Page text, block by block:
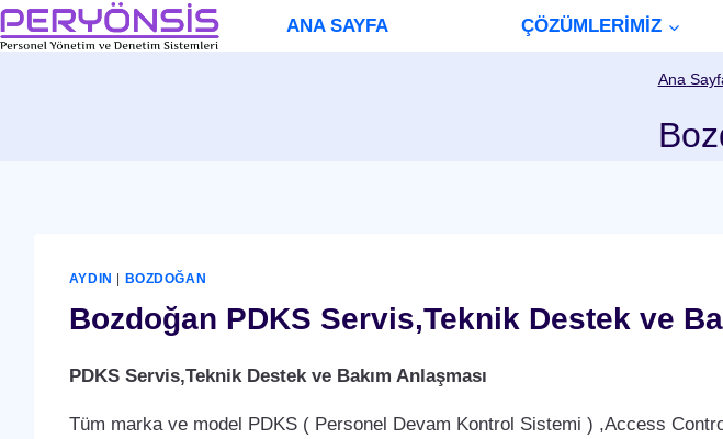
Skip
to
ANA SAYFA ÇÖZÜMLERİMİZ
Ana
AYDIN BOZDOĞAN
Bozdoğan PDKS Servis,Teknik Destek ve
PDKS Servis,Teknik Destek ve Bakım Anlaşması
Tüm marka ve model PDKS ( Personel Devam Kontrol Sistemi ) ,Access